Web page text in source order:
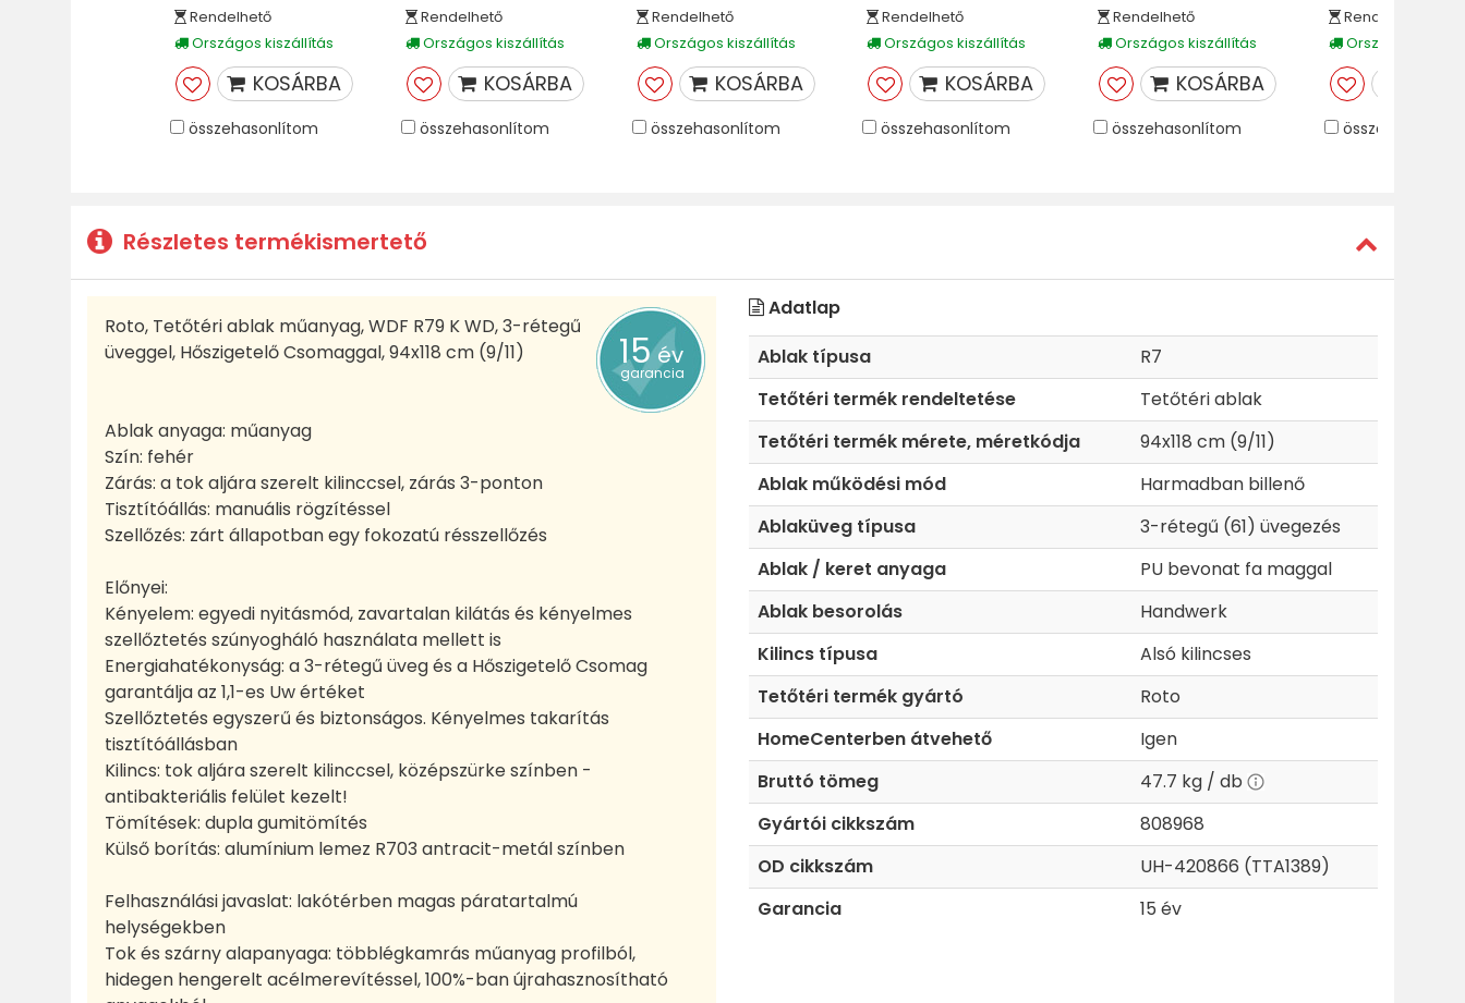
Rendelhető
Országos kiszállítás
KOSÁRBA
összehasonlítom
Rendelhető
Országos kiszállítás
KOSÁRBA
összehasonlítom
Rendelhető
Országos kiszállítás
KOSÁRBA
összehasonlítom
Rendelhető
Országos kiszállítás
KOSÁRBA
összehasonlítom
Rendelhető
Országos kiszállítás
KOSÁRBA
összehasonlítom
Rendelhető
Országos
Részletes termékismertető
15év
garancia
Roto, Tetőtéri ablak műanyag, WDF R79 K WD, 3-rétegű
üveggel, Hőszigetelő Csomaggal, 94x118 cm (9/11)
Ablak anyaga: műanyag
Szín: fehér
Zárás: a tok aljára szerelt kilinccsel, zárás 3-ponton
Tisztítóállás: manuális rögzítéssel
Szellőzés: zárt állapotban egy fokozatú résszellőzés
Előnyei:
Kényelem: egyedi nyitásmód, zavartalan kilátás és kényelmes
szellőztetés szúnyogháló használata mellett is
Energiahatékonyság: a 3-rétegű üveg és a Hőszigetelő Csomag
garantálja az 1,1-es Uw értéket
Szellőztetés egyszerű és biztonságos. Kényelmes takarítás
tisztítóállásban
Kilincs: tok aljára szerelt kilinccsel, középszürke színben -
antibakteriális felület kezelt!
Tömítések: dupla gumitömítés
Külső borítás: alumínium lemez R703 antracit-metál színben
Felhasználási javaslat: lakótérben magas páratartalmú
helységekben
Tok és szárny alapanyaga: többlégkamrás műanyag profilból,
hidegen hengerelt acélmerevítéssel, 100%-ban újrahasznosítható
Adatlap
Ablak típusa
R7
Tetőtéri termék rendeltetése
Tetőtéri ablak
Tetőtéri termék mérete, méretkódja
94x118 cm (9/11)
Ablak működési mód
Harmadban billenő
Ablaküveg típusa
3-rétegű (61) üvegezés
Ablak / keret anyaga
PU bevonat fa maggal
Ablak besorolás
Handwerk
Kilincs típusa
Alsó kilincses
Tetőtéri termék gyártó
Roto
HomeCenterben átvehető
Igen
Bruttó tömeg
47.7 kg / db
Gyártói cikkszám
808968
OD cikkszám
UH-420866 (TTA1389)
Garancia
15 év